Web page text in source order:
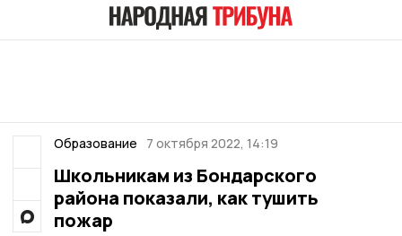
Образование 7 октября 2022, 14:19
Школьникам из Бондарского
района показали, как тушить
пожар